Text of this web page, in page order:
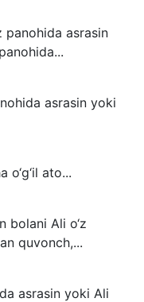
panohida asrasin
asrasin yoki
ato...
bolani Ali o‘z
quvonch,...
asrasin yoki Ali